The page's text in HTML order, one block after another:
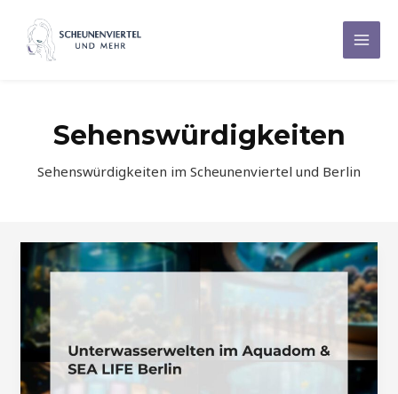
Inhalt
springen
Main
Sehenswürdigkeiten
Sehenswürdigkeiten im Scheunenviertel und Berlin